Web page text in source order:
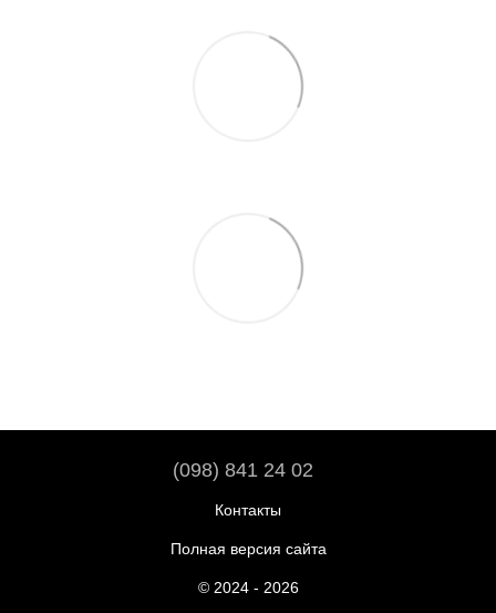
(098) 841 24 02
Контакты
Полная версия сайта
© 2024 - 2026